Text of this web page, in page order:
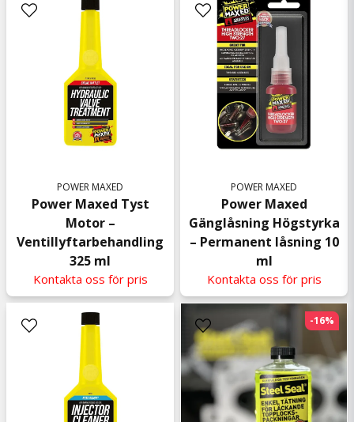
POWER MAXED
Power Maxed Tyst
Motor –
Ventillyftarbehandling
325 ml
Kontakta oss för pris
POWER MAXED
Power Maxed
Gänglåsning Högstyrka
– Permanent låsning 10
ml
Kontakta oss för pris
-16%